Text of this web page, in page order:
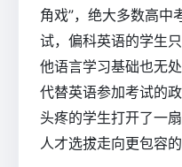
角戏”，绝大多数高中
试，偏科英语的学生
他语言学习基础也无
代替英语参加考试的
头疼的学生打开了一
人才选拔走向更包容的